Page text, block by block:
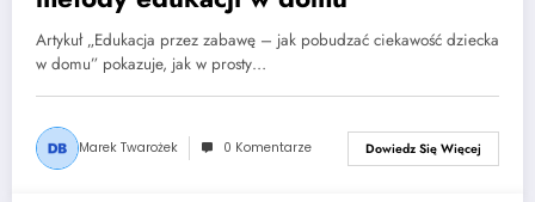
Artykuł „Edukacja przez zabawę – jak pobudzać ciekawość dziecka
w domu” pokazuje, jak w prosty…
Marek Twarożek 0 Komentarze Dowiedz Się Więcej